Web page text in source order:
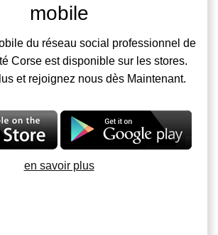
mobile
du réseau social professionnel de
Corse est disponible sur les stores.
et rejoignez nous dès Maintenant.
en savoir plus